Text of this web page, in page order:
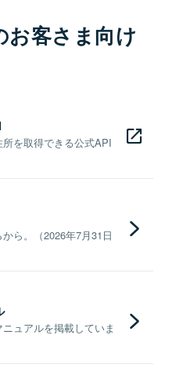
お客さま向け
を取得できる公式API
ら。（2026年7月31日
ュアルを掲載していま